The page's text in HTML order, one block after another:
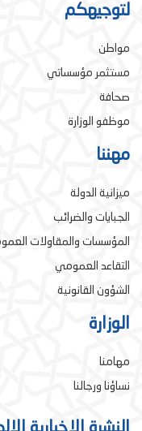
لتوجيهكم
مواطن
مستثمر مؤسساتي
صحافة
موظفو الوزارة
مهننا
ميزانية الدولة
الجبايات والضرائب
المؤسسات والمقاولات
التقاعد العمومي
الشؤون القانونية
الوزارة
مهامنا
نساؤنا ورجالنا